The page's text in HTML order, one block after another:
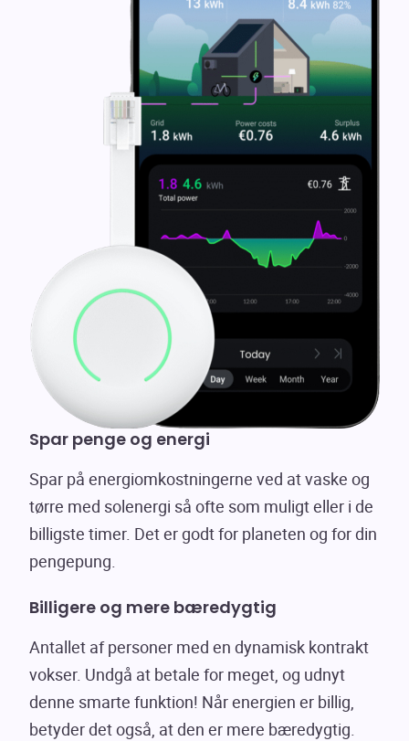
Spar penge og energi
Spar på energiomkostningerne ved at vaske og
tørre med solenergi så ofte som muligt eller i de
billigste timer. Det er godt for planeten og for din
pengepung.
Billigere og mere bæredygtig
Antallet af personer med en dynamisk kontrakt
vokser. Undgå at betale for meget, og udnyt
denne smarte funktion! Når energien er billig,
betyder det også, at den er mere bæredygtig.